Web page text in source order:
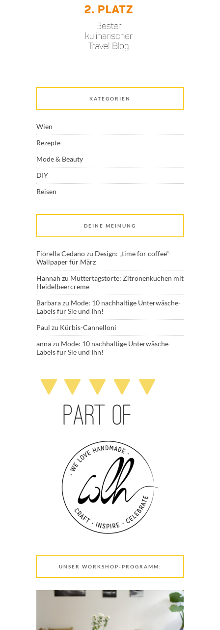
KATEGORIEN
Wien
Rezepte
Mode & Beauty
DIY
Reisen
DEINE MEINUNG
Fiorella Cedanozu Design: „time for coffee“-
Wallpaper für März
Hannah zu Muttertagstorte: Zitronenkuchen mit
Heidelbeercreme
Barbarazu Mode: 10 nachhaltige Unterwäsche-
Labels für Sie und Ihn!
Paul zu Kürbis-Cannelloni
annazu Mode: 10 nachhaltige Unterwäsche-
Labels für Sie und Ihn!
UNSER WORKSHOP-PROGRAMM: